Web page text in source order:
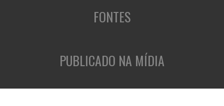
FONTES
PUBLICADO NA MÍDIA